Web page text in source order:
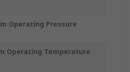
Operating Pressure
Operating Temperature